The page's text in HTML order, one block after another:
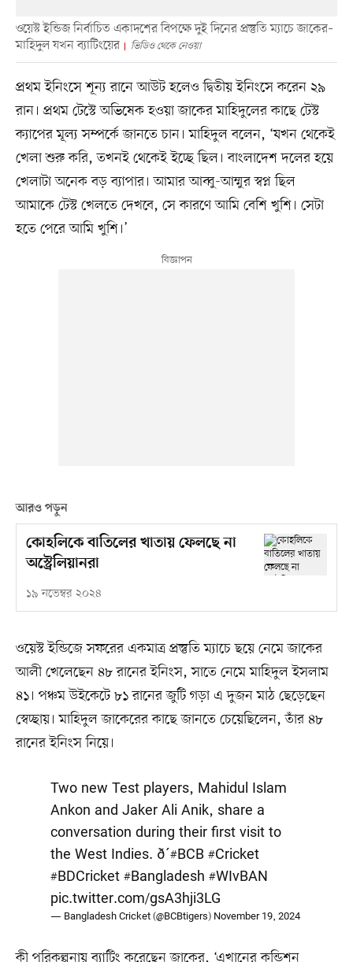
ওয়েস্ট ইন্ডিজ নির্বাচিত একাদশের বিপক্ষে দুই দিনের প্রস্তুতি ম্যাচে জাকের–
মাহিদুল যখন ব্যাটিংয়ের
ভিডিও থেকে নেওয়া
প্রথম ইনিংসে শূন্য রানে আউট হলেও দ্বিতীয় ইনিংসে করেন ২৯
রান। প্রথম টেস্টে অভিষেক হওয়া জাকের মাহিদুলের কাছে টেস্ট
ক্যাপের মূল্য সম্পর্কে জানতে চান। মাহিদুল বলেন, ‘যখন থেকেই
খেলা শুরু করি, তখনই থেকেই ইচ্ছে ছিল। বাংলাদেশ দলের হয়ে
খেলাটা অনেক বড় ব্যাপার। আমার আব্বু-আম্মুর স্বপ্ন ছিল
আমাকে টেস্ট খেলতে দেখবে, সে কারণে আমি বেশি খুশি। সেটা
হতে পেরে আমি খুশি।’
আরও পড়ুন
কোহলিকে বাতিলের খাতায় ফেলছে না
অস্ট্রেলিয়ানরা
১৯ নভেম্বর ২০২৪
ওয়েস্ট ইন্ডিজে সফরের একমাত্র প্রস্তুতি ম্যাচে ছয়ে নেমে জাকের
আলী খেলেছেন ৪৮ রানের ইনিংস, সাতে নেমে মাহিদুল ইসলাম
৪১। পঞ্চম উইকেটে ৮১ রানের জুটি গড়া এ দুজন মাঠ ছেড়েছেন
স্বেচ্ছায়। মাহিদুল জাকেরের কাছে জানতে চেয়েছিলেন, তাঁর ৪৮
রানের ইনিংস নিয়ে।
Two new Test players, Mahidul Islam
Ankon and Jaker Ali Anik, share a
conversation during their first visit to
the West Indies. ð´#BCB #Cricket
#BDCricket #Bangladesh #WIvBAN
pic.twitter.com/gsA3hji3LG
— Bangladesh Cricket (@BCBtigers) November 19, 2024
কী পরিকল্পনায় ব্যাটিং করেছেন জাকের, ‘এখানের কন্ডিশন